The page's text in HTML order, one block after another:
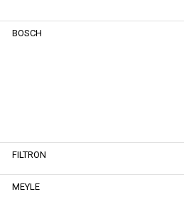
BOSCH
FILTRON
MEYLE